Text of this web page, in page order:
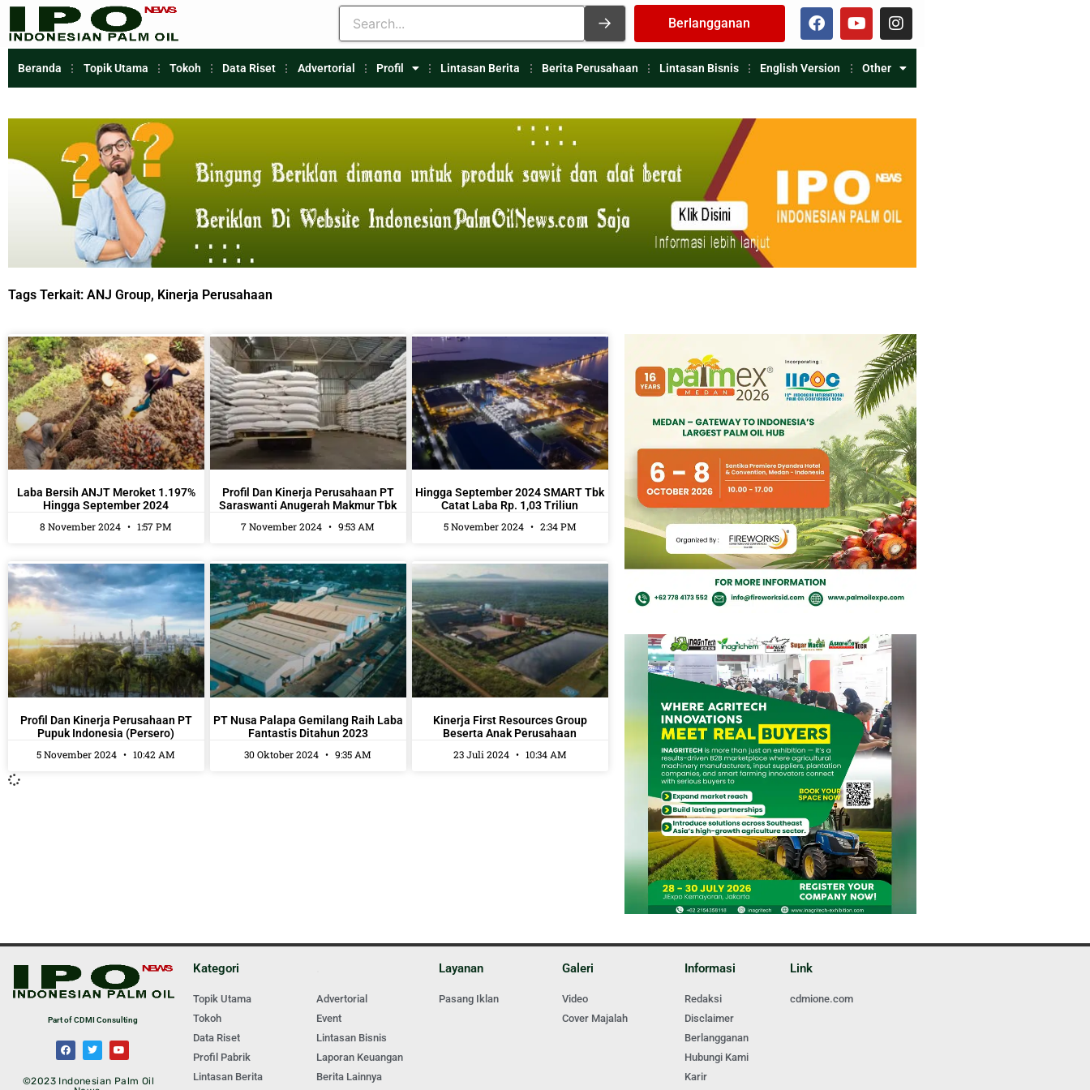
Berlangganan
Beranda Topik Utama Tokoh Data Riset Advertorial Profil Lintasan Berita Berita Perusahaan Lintasan Bisnis English Version Other
Tags Terkait: ANJ Group, Kinerja Perusahaan
Laba Bersih ANJT Meroket 1.197%
Hingga September 2024
8 November 2024
1:57 PM
Profil Dan Kinerja Perusahaan PT
Saraswanti Anugerah Makmur Tbk
7 November 2024
9:53 AM
Hingga September 2024 SMART Tbk
Catat Laba Rp. 1,03 Triliun
5 November 2024
2:34 PM
Profil Dan Kinerja Perusahaan PT
Pupuk Indonesia (Persero)
5 November 2024
10:42 AM
PT Nusa Palapa Gemilang Raih Laba
Fantastis Ditahun 2023
30 Oktober 2024
9:35 AM
Kinerja First Resources Group
Beserta Anak Perusahaan
23 Juli 2024
10:34 AM
Part of CDMI Consulting
©2023 Indonesian Palm Oil
Kategori
Topik Utama
Tokoh
Data Riset
Profil Pabrik
Lintasan Berita
Advertorial
Event
Lintasan Bisnis
Laporan Keuangan
Berita Lainnya
Layanan
Pasang Iklan
Galeri
Video
Cover Majalah
Informasi
Redaksi
Disclaimer
Berlangganan
Hubungi Kami
Karir
Link
cdmione.com